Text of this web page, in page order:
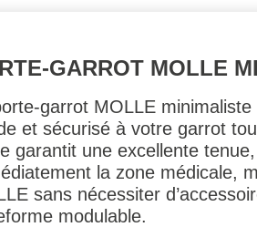
GARROT MOLLE
garrot MOLLE
et sécurisé à votre garrot
garantit une excellente
la zone médicale,
sans nécessiter
modulable.